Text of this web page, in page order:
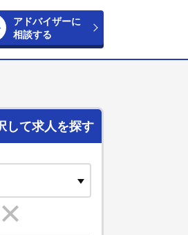
アドバイザーに
相談する
して求人を探す